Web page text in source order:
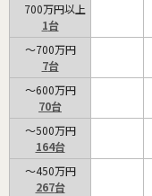
700万円以上
1
～700万円
7
～600万円
70
～500万円
164
～450万円
267